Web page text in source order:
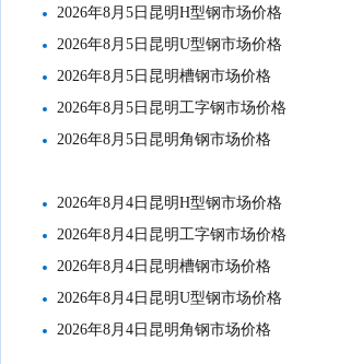
2026年8月5日昆明H型钢市场价格
2026年8月5日昆明U型钢市场价格
2026年8月5日昆明槽钢市场价格
2026年8月5日昆明工字钢市场价格
2026年8月5日昆明角钢市场价格
2026年8月4日昆明H型钢市场价格
2026年8月4日昆明工字钢市场价格
2026年8月4日昆明槽钢市场价格
2026年8月4日昆明U型钢市场价格
2026年8月4日昆明角钢市场价格